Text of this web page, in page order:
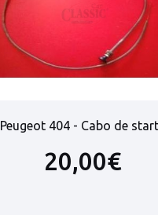
Peugeot 404 - Cabo de
20,00€